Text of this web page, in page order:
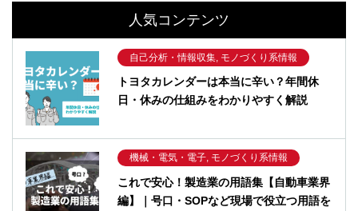
人気コンテンツ
自己分析・情報収集, モノづくり系情報
トヨタカレンダーは本当に辛い？年間休
日・休みの仕組みをわかりやすく解説
機械・電気・電子, モノづくり系情報
これで安心！製造業の用語集【自動車業界
編】｜号口・SOPなど現場で役立つ用語を